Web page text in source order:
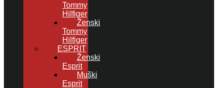
Tommy
Hilfiger
Ženski
Tommy
Hilfiger
ESPRIT
Ženski
Esprit
Muški
Esprit